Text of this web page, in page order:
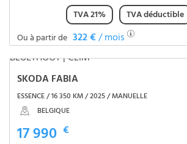
TVA 21%
TVA déductible
Ou à partir de 322 €/ mois
SKODA FABIA
ESSENCE / 16 350 KM / 2025 / MANUELLE
BELGIQUE
17 990 €